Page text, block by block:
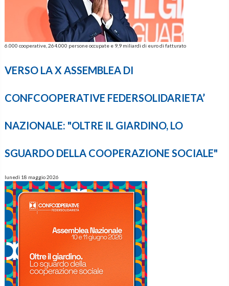
6.000 cooperative, 264.000 persone occupate e 9,9 miliardi di euro di fatturato
VERSO LA X ASSEMBLEA DI
CONFCOOPERATIVE FEDERSOLIDARIETA’
NAZIONALE: "OLTRE IL GIARDINO, LO
SGUARDO DELLA COOPERAZIONE SOCIALE"
lunedì 18 maggio 2026